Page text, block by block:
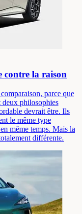
contre la raison
parce que
philosophies
devrait être. Ils
le même type
même temps. Mais la
différente.